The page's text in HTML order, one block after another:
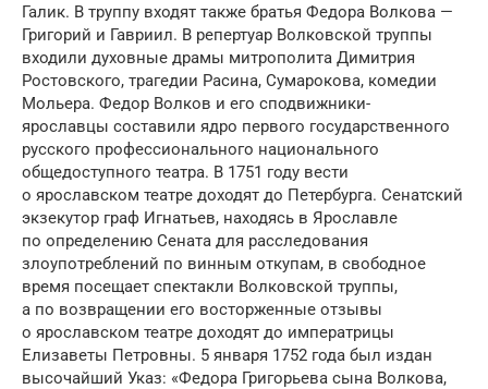
Галик. В труппу входят также братья Федора Волкова —
Григорий и Гавриил. В репертуар Волковской труппы
входили духовные драмы митрополита Димитрия
Ростовского, трагедии Расина, Сумарокова, комедии
Мольера. Федор Волков и его сподвижники-
ярославцы составили ядро первого государственного
русского профессионального национального
общедоступного театра. В 1751 году вести
о ярославском театре доходят до Петербурга. Сенатский
экзекутор граф Игнатьев, находясь в Ярославле
по определению Сената для расследования
злоупотреблений по винным откупам, в свободное
время посещает спектакли Волковской труппы,
а по возвращении его восторженные отзывы
о ярославском театре доходят до императрицы
Елизаветы Петровны. 5 января 1752 года был издан
высочайший Указ: «Федора Григорьева сына Волкова,